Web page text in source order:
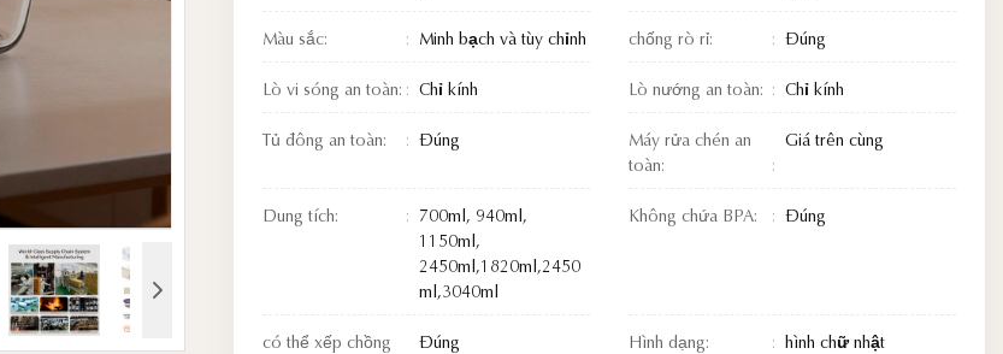
Màu sắc: Minh bạch và tùy chỉnh chống rò rỉ: Đúng
Lò vi sóng an toàn: Chỉ kính Lò nướng an toàn: Chỉ kính
Tủ đông an toàn: Đúng
Máy rửa chén an
toàn:
Giá trên cùng
Dung tích:
700ml, 940ml,
1150ml,
2450ml,1820ml,2450
ml,3040ml
Không chứa BPA: Đúng
có thể xếp chồng
Đúng Hình dạng: hình chữ nhật